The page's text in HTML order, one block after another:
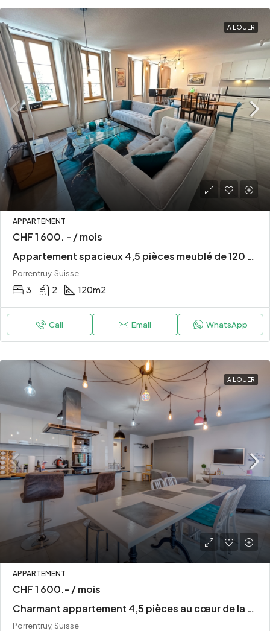
A LOUER
APPARTEMENT
CHF 1 600. - / mois
Appartement spacieux 4,5 pièces meublé de 120 m² au cœur de Porrentruy
Porrentruy, Suisse
3 2 120m2
Call Email WhatsApp
A LOUER
APPARTEMENT
CHF 1 600.- / mois
Charmant appartement 4,5 pièces au cœur de la vieille ville de Porrentruy
Porrentruy, Suisse